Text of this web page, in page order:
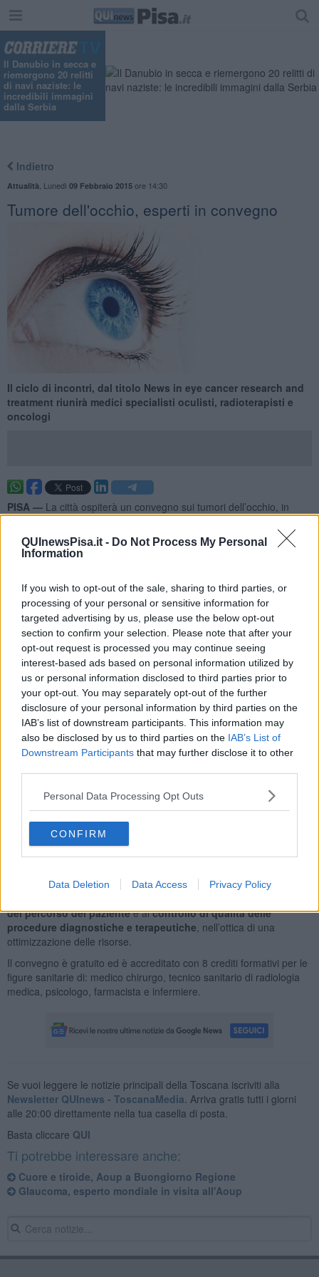
QUInewsPisa.it - Do Not Process My Personal
Information
If you wish to opt-out of the sale, sharing to third parties, or
processing of your personal or sensitive information for
targeted advertising by us, please use the below opt-out
section to confirm your selection. Please note that after your
opt-out request is processed you may continue seeing
interest-based ads based on personal information utilized by
us or personal information disclosed to third parties prior to
your opt-out. You may separately opt-out of the further
disclosure of your personal information by third parties on the
IAB’s list of downstream participants. This information may
also be disclosed by us to third parties on the IAB’s List of
Downstream Participants that may further disclose it to other
Personal Data Processing Opt Outs
CONFIRM
Data Deletion Data Access Privacy Policy
Il Danubio in secca e
riemergono 20 relitti
di navi naziste: le
incredibili immagini
dalla Serbia
Indietro
Attualità Lunedì 09 Febbraio 2015ore 14:30
Tumore dell'occhio, esperti in convegno
Il ciclo di incontri, dal titolo News in eye cancer research and
treatment riunirà medici specialisti oculisti, radioterapisti e
oncologi
PISA — La città ospiterà un convegno sui tumori dell’occhio, in
programma il 13 e 14 febbraio.
Il ciclo di incontri, dal titoloNews in eye cancer research and
treatment,si svolgerà nella scuola superiore Sant'Anna ed è
di Radioterapia) eFederica Genovesi Ebert(Chirurgia oftalmica).
Il convegno coinvolgerà medici specialisti in discipline diverse
(oculisti, radioterapisti, oncologi). Focus del programma,il
melanoma uveale, il tumore maligno più frequente dell’adulto che
presenta un’incidenza pari a 6-7 nuovi casi per milione di abitanti
ogni anno con un’alta frequenza di metastasi.
Altro argomento, leneoplasie squamosedella congiuntiva che
comprendono quadri clinici che vanno dalla displasia epiteliale fino
al carcinoma squamoso invasivo e che, purtroppo, mostrano
un’incidenza in aumento che sembra collegata ad un incremento
cruciale.
Nelle vari sessioni, alle quali prenderanno parte i maggiori esperti
nazionali, verranno presentate le principali novità sia nel campo
della diagnostica oculare che della radioterapia e dell’oncologia
del percorso del pazientee alcontrollo di qualità delle
procedure diagnostiche e terapeutiche , nell’ottica di una
ottimizzazione delle risorse.
Il convegno è gratuito ed è accreditato con 8 crediti formativi per le
figure sanitarie di: medico chirurgo, tecnico sanitario di radiologia
medica, psicologo, farmacista e infermiere.
Se vuoi leggere le notizie principali della Toscana iscriviti alla
Newsletter QUInews - ToscanaMedia. Arriva gratis tutti i giorni
alle 20:00 direttamente nella tua casella di posta.
Basta cliccare QUI
Ti potrebbe interessare anche:
Cuore e tiroide, Aoup a Buongiorno Regione
Glaucoma, esperto mondiale in visita all'Aoup